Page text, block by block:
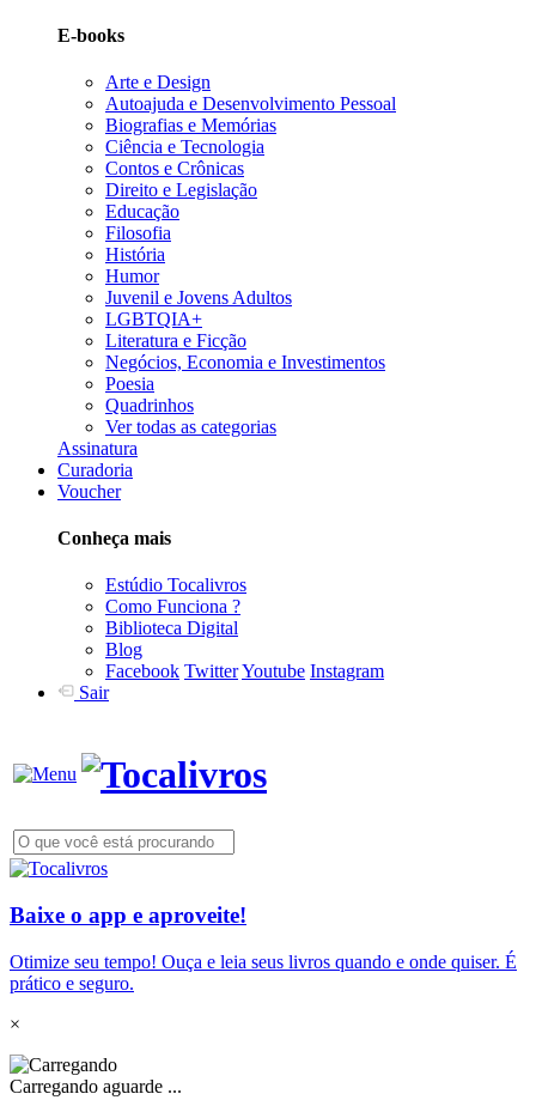
E-books
Arte e Design
Autoajuda e Desenvolvimento Pessoal
Biografias e Memórias
Ciência e Tecnologia
Contos e Crônicas
Direito e Legislação
Educação
Filosofia
História
Humor
Juvenil e Jovens Adultos
LGBTQIA+
Literatura e Ficção
Negócios, Economia e Investimentos
Poesia
Quadrinhos
Ver todas as categorias
Assinatura
Curadoria
Voucher
Conheça mais
Estúdio Tocalivros
Como Funciona ?
Biblioteca Digital
Blog
Facebook TwitterYoutube Instagram
Sair
Baixe o app e aproveite!
Otimize seu tempo! Ouça e leia seus livros quando e onde quiser. É
prático e seguro.
×
Carregando aguarde ...